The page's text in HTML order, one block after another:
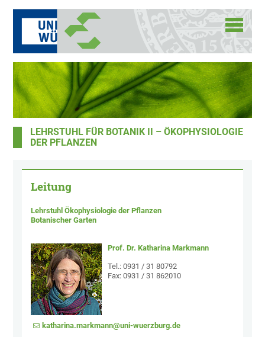
LEHRSTUHL FÜR BOTANIK II – ÖKOPHYSIOLOGIE
DER PFLANZEN
Leitung
Lehrstuhl Ökophysiologie der Pflanzen
Botanischer Garten
Prof. Dr. Katharina Markmann
Tel.: 0931 / 31 80792
Fax: 0931 / 31 862010
katharina.markmann@uni-wuerzburg.de